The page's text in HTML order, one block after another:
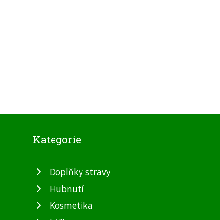
Kategorie
Doplňky stravy
Hubnutí
Kosmetika